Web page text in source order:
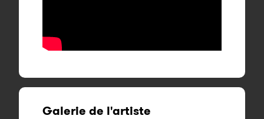
Galerie de l'artiste